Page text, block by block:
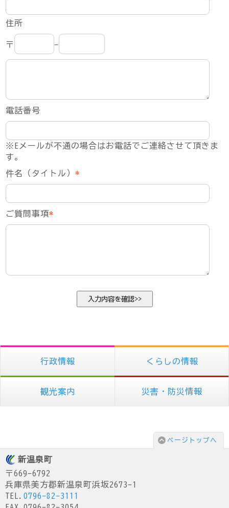
住所
〒 -
電話番号
※Eメールが不通の場合はお電話でご連絡させて頂きま
す。
件名（タイトル）*
ご質問事項*
行政情報 くらしの情報
観光案内 災害・防災情報
ページトップへ
新温泉町
〒669-6792
兵庫県美方郡新温泉町浜坂2673-1
TEL. 0796-82-3111